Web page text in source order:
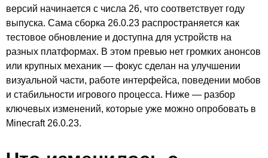
версий начинается с числа 26, что соответствует году
выпуска. Сама сборка 26.0.23 распространяется как
тестовое обновление и доступна для устройств на
разных платформах. В этом превью нет громких анонсов
или крупных механик — фокус сделан на улучшении
визуальной части, работе интерфейса, поведении мобов
и стабильности игрового процесса. Ниже — разбор
ключевых изменений, которые уже можно опробовать в
Minecraft 26.0.23.